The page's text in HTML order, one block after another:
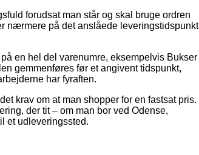
forudsat man står og skal bruge ordren
nærmere på det anslåede leveringstidspunkt
en hel del varenumre, eksempelvis Bukser
gemmenføres før et angivent tidspunkt,
har fyraften.
krav om at man shopper for en fastsat pris.
der tit – om man bor ved Odense,
et udleveringssted.